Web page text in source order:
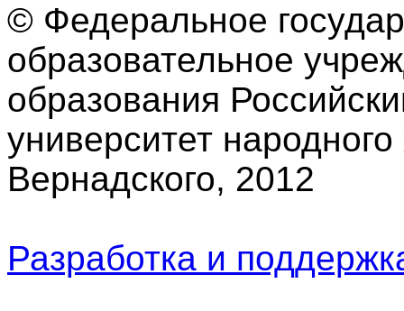
© Федеральное
образовательное
образования
университет
Вернадского, 2012
Разработка и